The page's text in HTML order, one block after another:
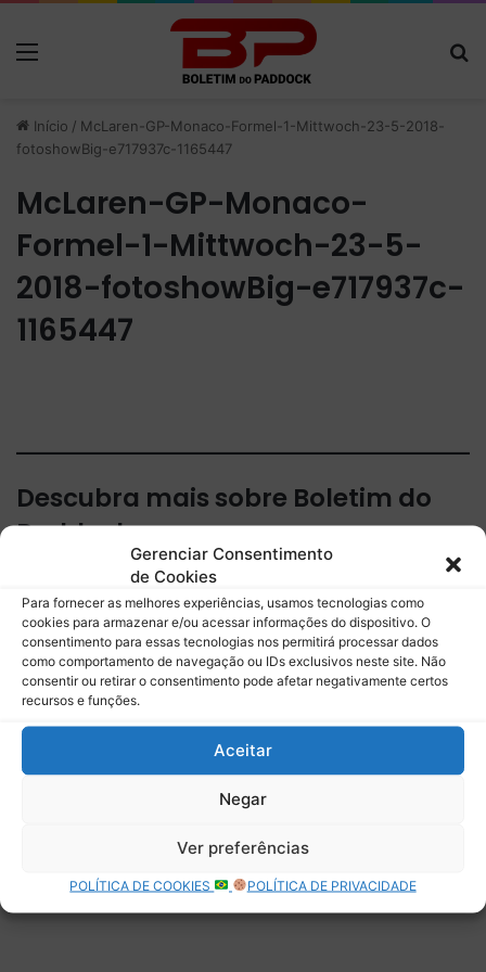
Gerenciar Consentimento
de Cookies
Para fornecer as melhores experiências, usamos tecnologias como
cookies para armazenar e/ou acessar informações do dispositivo. O
consentimento para essas tecnologias nos permitirá processar dados
como comportamento de navegação ou IDs exclusivos neste site. Não
consentir ou retirar o consentimento pode afetar negativamente certos
recursos e funções.
Aceitar
Negar
Ver preferências
POLÍTICA DE COOKIES POLÍTICA DE PRIVACIDADE
Início / McLaren-GP-Monaco-Formel-1-Mittwoch-23-5-2018-
fotoshowBig-e717937c-1165447
McLaren-GP-Monaco-
Formel-1-Mittwoch-23-5-
2018-fotoshowBig-e717937c-
1165447
Descubra mais sobre Boletim do
Paddock
Assine para receber nossas notícias mais recentes por e-
mail.
Digite seu e-mail…
Assinar
Deixe uma resposta